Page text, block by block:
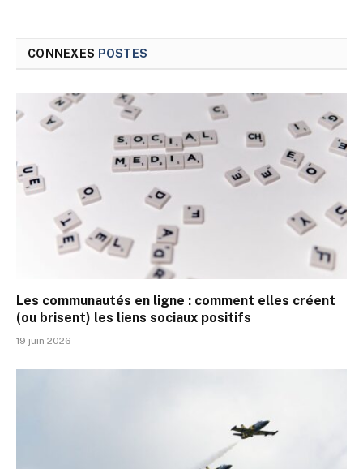
CONNEXES POSTES
Les communautés en ligne : comment elles créent
(ou brisent) les liens sociaux positifs
19 juin 2026